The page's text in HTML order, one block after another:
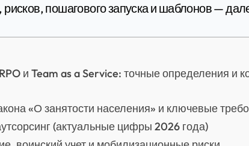
рисков, пошагового запуска и шаблонов —
и Team as a Service: точные определения и
«О занятости населения» и ключевые
(актуальные цифры 2026 года)